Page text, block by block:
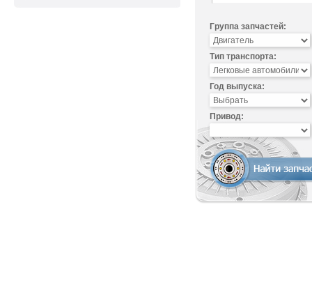
Группа запчастей:
Тип транспорта:
Год выпуска:
Привод: